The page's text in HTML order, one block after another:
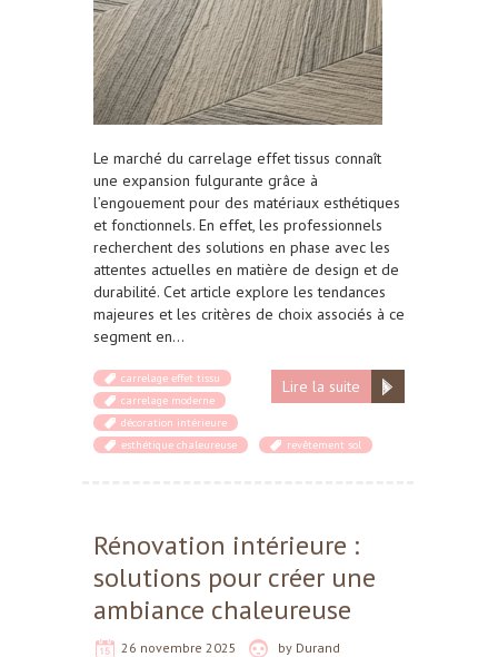
Le marché du carrelage effet tissus connaît
une expansion fulgurante grâce à
l’engouement pour des matériaux esthétiques
et fonctionnels. En effet, les professionnels
recherchent des solutions en phase avec les
attentes actuelles en matière de design et de
durabilité. Cet article explore les tendances
majeures et les critères de choix associés à ce
segment en…
Lire la suite
carrelage effet tissu
carrelage moderne
décoration intérieure
esthétique chaleureuse
revêtement sol
Rénovation intérieure :
solutions pour créer une
ambiance chaleureuse
26 novembre 2025 by Durand